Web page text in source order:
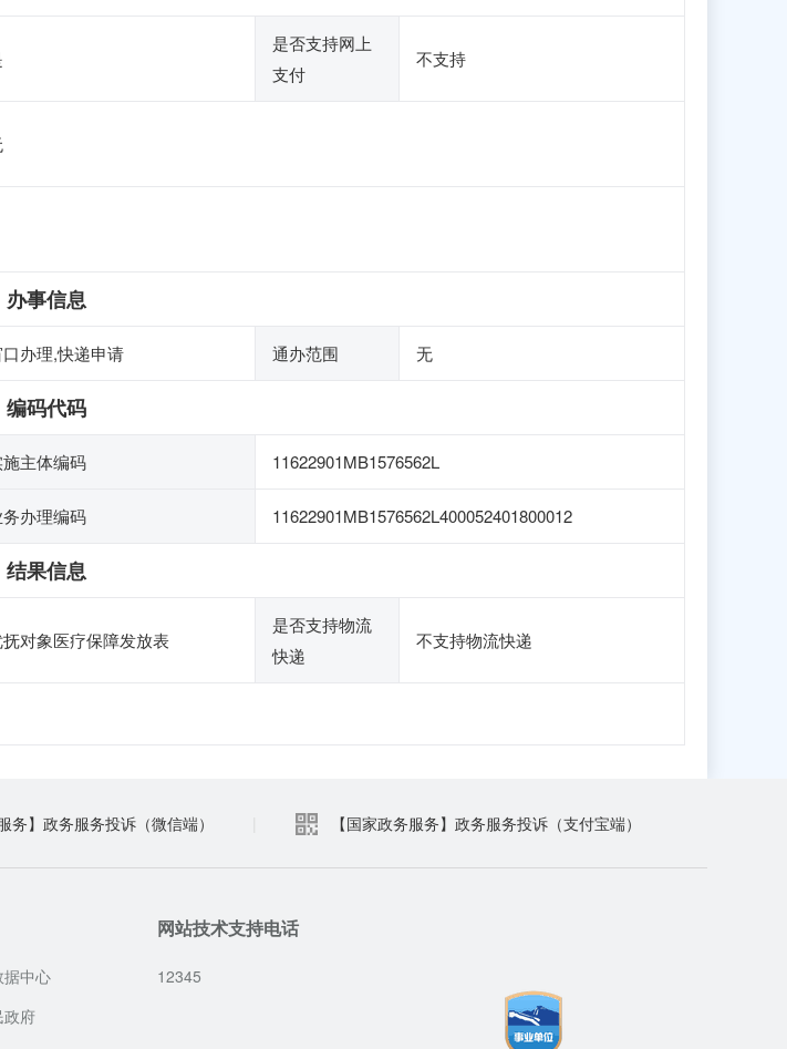
是否支持网上
支付
不支持
办事信息
口办理,快递申请 通办范围 无
编码代码
施主体编码 11622901MB1576562L
务办理编码 11622901MB1576562L400052401800012
结果信息
对象医疗保障发放表
是否支持物流
快递
不支持物流快递
务】政务服务投诉（微信端） 【国家政务服务】政务服务投诉（支付宝端）
据中心
政府
网站技术支持电话
12345